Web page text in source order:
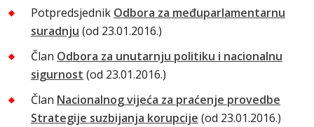
Potpredsjednik Odbora za međuparlamentarnu
suradnju (od 23.01.2016.)
Član Odbora za unutarnju politiku i nacionalnu
sigurnost (od 23.01.2016.)
Član Nacionalnog vijeća za praćenje provedbe
Strategije suzbijanja korupcije (od 23.01.2016.)